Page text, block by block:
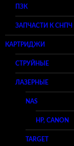
ПЗК
ЗАПЧАСТИ К СНПЧ
КАРТРИДЖИ
СТРУЙНЫЕ
ЛАЗЕРНЫЕ
NAS
HP, CANON
TARGET